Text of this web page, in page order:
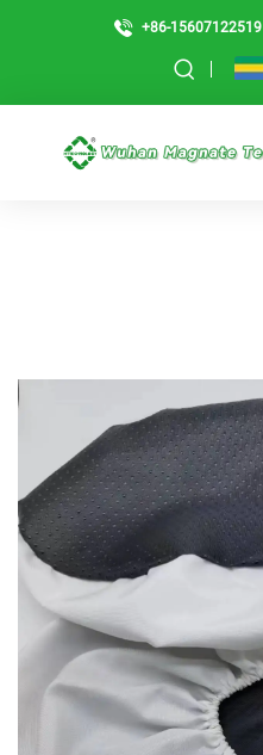
+86-15607122519